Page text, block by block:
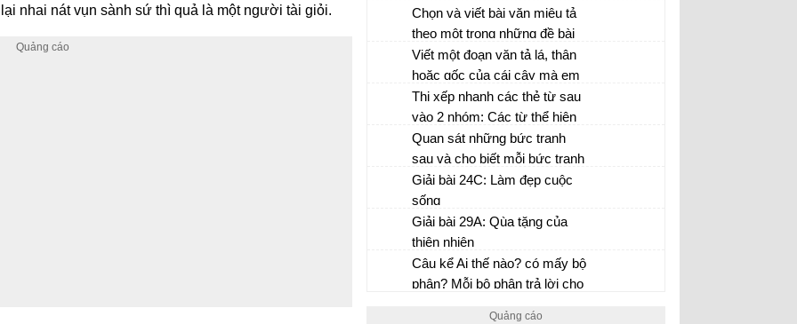
nhai nát vụn sành sứ thì quả là một người tài giỏi.
lòng dũng cảm?
Chọn và viết bài văn miêu tả
theo một trong những đề bài
dưới đây: tả cây bóng mát, tả
cây ăn quả, tả một cây hoa
Viết một đoạn văn tả lá, thân
hoặc gốc của cái cây mà em
yêu thích.
Thi xếp nhanh các thẻ từ sau
vào 2 nhóm: Các từ thể hiện
phẩm chất, vẻ đẹp của tâm
hồn và các từ miêu tả mức độ
cao của cái đẹp.
Quan sát những bức tranh
sau và cho biết mỗi bức tranh
nói về điều gì?
Giải bài 24C: Làm đẹp cuộc
sống
Giải bài 29A: Qùa tặng của
thiên nhiên
Câu kể Ai thế nào? có mấy bộ
phận? Mỗi bộ phận trả lời cho